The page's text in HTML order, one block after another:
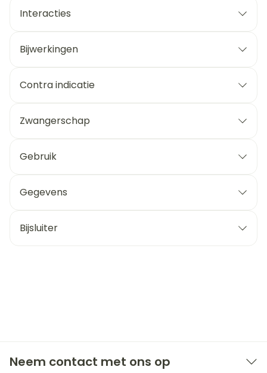
Interacties
Bijwerkingen
Contra indicatie
Zwangerschap
Gebruik
Gegevens
Bijsluiter
Neem contact met ons op